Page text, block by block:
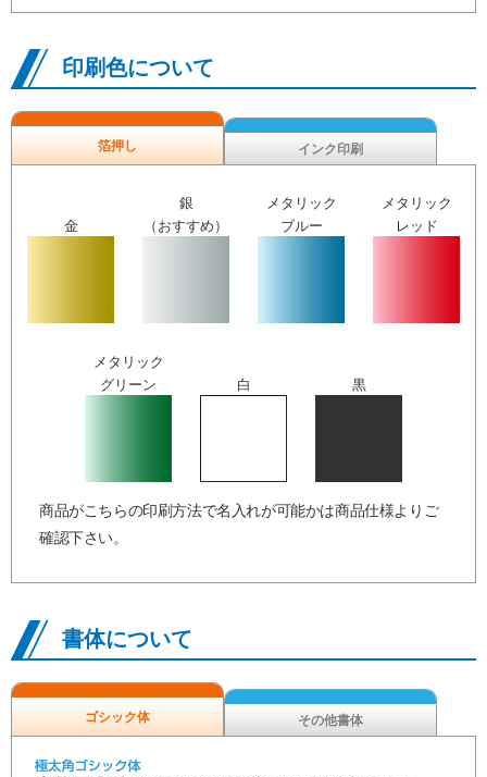
印刷色について
箔押し インク印刷
金
銀
（おすすめ）
メタリック
ブルー
メタリック
レッド
メタリック
グリーン
白 黒
商品がこちらの印刷方法で名入れが可能かは商品仕様よりご
確認下さい。
書体について
ゴシック体 その他書体